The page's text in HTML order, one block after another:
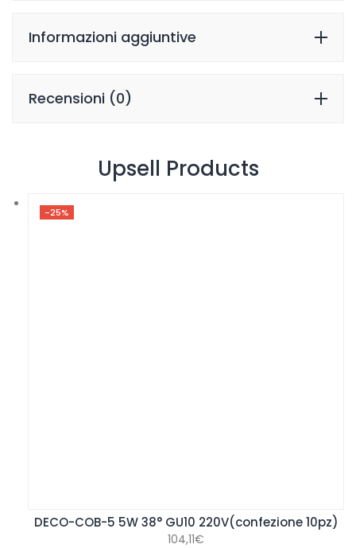
Informazioni aggiuntive
Recensioni (0)
Upsell Products
-25%
DECO-COB-5 5W 38° GU10 220V(confezione 10pz)
104,11€